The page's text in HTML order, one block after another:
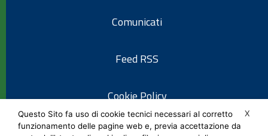
Comunicati
Feed RSS
Cookie Policy
Informativa privacy
X
Questo Sito fa uso di cookie tecnici necessari al corretto
funzionamento delle pagine web e, previa accettazione da